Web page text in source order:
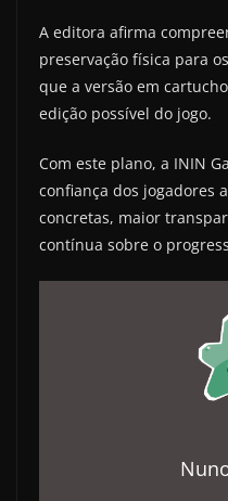
A editora afirma
preservação física para
que a versão em
edição possível do jogo.
Com este plano, a ININ
confiança dos jogadores
concretas, maior
contínua sobre o